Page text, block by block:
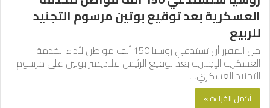
العسكرية بعد توقيع بوتين مرسوم التجنيد
للربيع
من المقرر أن تستدعي روسيا 150 ألف مواطن لأداء الخدمة
العسكرية الإجبارية بعد توقيع الرئيس فلاديمير بوتين على مرسوم
التجنيد العسكري…
أكمل القراءة »